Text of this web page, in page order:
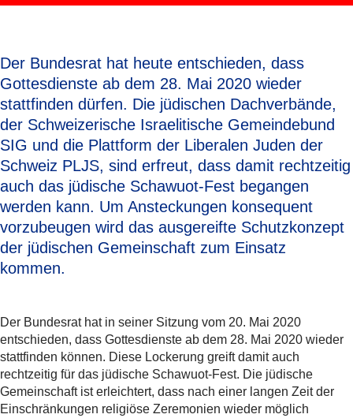
Der Bundesrat hat heute entschieden, dass
Gottesdienste ab dem 28. Mai 2020 wieder
stattfinden dürfen. Die jüdischen Dachverbände,
der Schweizerische Israelitische Gemeindebund
SIG und die Plattform der Liberalen Juden der
Schweiz PLJS, sind erfreut, dass damit rechtzeitig
auch das jüdische Schawuot-Fest begangen
werden kann. Um Ansteckungen konsequent
vorzubeugen wird das ausgereifte Schutzkonzept
der jüdischen Gemeinschaft zum Einsatz
kommen.
Der Bundesrat hat in seiner Sitzung vom 20. Mai 2020
entschieden, dass Gottesdienste ab dem 28. Mai 2020 wieder
stattfinden können. Diese Lockerung greift damit auch
rechtzeitig für das jüdische Schawuot-Fest. Die jüdische
Gemeinschaft ist erleichtert, dass nach einer langen Zeit der
Einschränkungen religiöse Zeremonien wieder möglich